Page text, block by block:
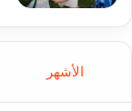
الأشهر